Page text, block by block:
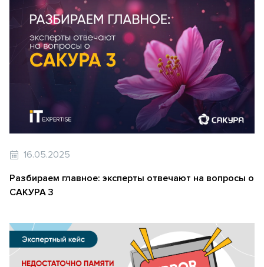
16.05.2025
Разбираем главное: эксперты отвечают на вопросы о
САКУРА 3